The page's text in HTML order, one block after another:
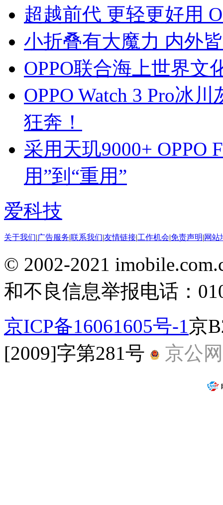
超越前代 更轻更好用
小折叠有大魔力 内外
OPPO联合海上世界文
OPPO Watch 3 Pro冰
狂奔！
采用天玑9000+ OPPO
用”到“重用”
爱科技
关于我们|广告服务|联系我们|友情链接|工作机会|免责声明|网站
© 2002-2021
和不良信息举报电话：
京ICP备16061605号-1京
[2009]字第281号
京公